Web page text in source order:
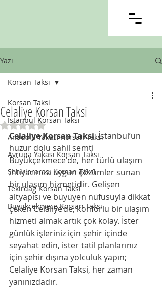
Yazı
Korsan Taksi
İstanbul Korsan Taksi
Anadolu Yakası Korsan Taksi
Avrupa Yakası Korsan Taksi
Şehirlerarası Korsan Taksi
Tekirdağ Korsan Taksi
Büyükçekmece Korsan Taksi
Korsan Taksi
Celaliye Korsan Taksi
5 üzerinden NaN yıldız
Celaliye Korsan Taksi, İstanbul’un
huzur dolu sahil semti
Büyükçekmece'de, her türlü ulaşım
ihtiyacınıza uygun çözümler sunan
bir ulaşım hizmetidir. Gelişen
altyapısı ve büyüyen nüfusuyla dikkat
çeken Celaliye’de, konforlu bir ulaşım
hizmeti almak artık çok kolay. İster
günlük işleriniz için şehir içinde
seyahat edin, ister tatil planlarınız
için şehir dışına yolculuk yapın;
Celaliye Korsan Taksi, her zaman
yanınızdadır.